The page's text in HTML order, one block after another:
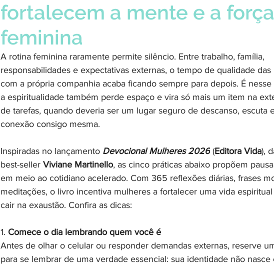
fortalecem a mente e a força
feminina
A rotina feminina raramente permite silêncio. Entre trabalho, família,
responsabilidades e expectativas externas, o tempo de qualidade
com a própria companhia acaba ficando sempre para depois. É
a espiritualidade também perde espaço e vira só mais um item na
de tarefas, quando deveria ser um lugar seguro de descanso, escuta
conexão consigo mesma.
Inspiradas no lançamento Devocional Mulheres 2026 (Editora Vida),
best-seller Viviane Martinello, as cinco práticas abaixo propõem
em meio ao cotidiano acelerado. Com 365 reflexões diárias, frases
meditações, o livro incentiva mulheres a fortalecer uma vida
cair na exaustão. Confira as dicas:
1. Comece o dia lembrando quem você é
Antes de olhar o celular ou responder demandas externas, reserve
para se lembrar de uma verdade essencial: sua identidade não nasce